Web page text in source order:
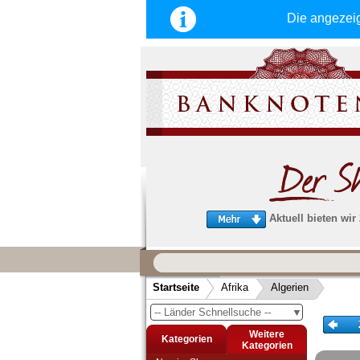
Die
Aktuell bieten wir
schnellen, sicheren und
Service
Schneller und sicherer Versand-
Bestellungen werktags bis 14:00 Uhr,
noch am selben Tag verschickt werden.
(Versand mit DHL oder Deutsche Post)
Startseite Afrika Algerien
▼
-- Länder Schnellsuche --
Kategorien
Weitere
Kategorien